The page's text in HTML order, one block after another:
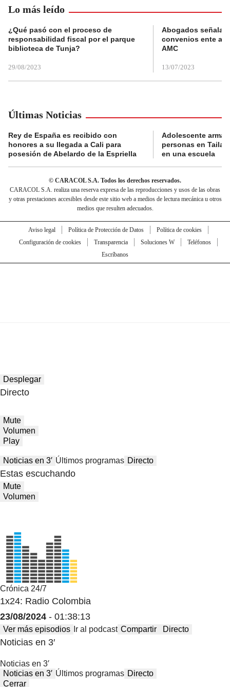
Lo más leído
¿Qué pasó con el proceso de
responsabilidad fiscal por el parque
biblioteca de Tunja?
29/08/2023
Abogados
convenios ente
AMC
13/07/2023
Últimas Noticias
Rey de España es recibido con
honores a su llegada a Cali para
posesión de Abelardo de la Espriella
Adolescente
personas en
en una escuela
© CARACOL S.A. Todos los derechos reservados.
CARACOL S.A. realiza una reserva expresa de las reproducciones y usos de las obras
y otras prestaciones accesibles desde este sitio web a medios de lectura mecánica u otros
medios que resulten adecuados.
Aviso legal Política de Protección de Datos
Política de cookies
Configuración de cookies
Transparencia Soluciones W
Teléfonos
Escríbanos
Desplegar
Directo
Mute
Volumen
Play
Noticias en 3′ Últimos programas Directo
Estas escuchando
Mute
Volumen
Crónica 24/7
1x24: Radio Colombia
23/08/2024 - 01:38:13
Ver más episodios Ir al podcast Compartir Directo
Noticias en 3′
Noticias en 3′
Noticias en 3′ Últimos programas Directo
Cerrar